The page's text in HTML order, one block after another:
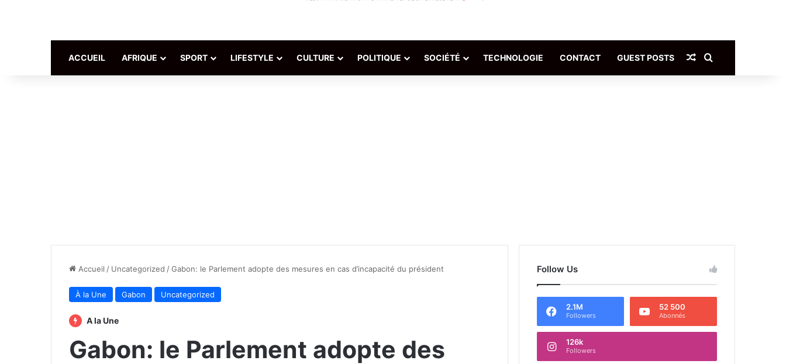
ACCUEIL AFRIQUE SPORT LIFESTYLE CULTURE POLITIQUE SOCIÉTÉ TECHNOLOGIE CONTACT GUEST POSTS Article Aléatoire
Accueil / Uncategorized /Gabon: le Parlement adopte des mesures en cas d’incapacité du président
À la Une Gabon Uncategorized
A la Une
Gabon: le Parlement adopte des
Follow Us
2.1M
Followers
52 500
Abonnés
126k
Followers